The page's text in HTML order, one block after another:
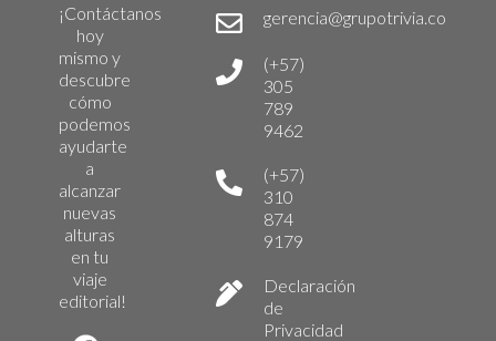
¡Contáctanos
hoy
mismo y
descubre
cómo
podemos
ayudarte
a
alcanzar
nuevas
alturas
en tu
viaje
editorial!
gerencia@grupotrivia.co
(+57)
305
789
9462
(+57)
310
874
9179
Declaración
de
Privacidad